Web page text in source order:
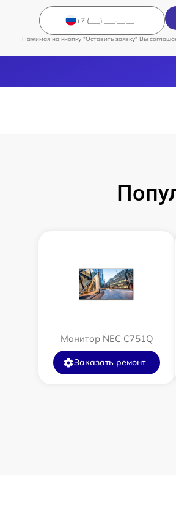
Нажимая на кнопку "Оставить заявку" Вы
Монитор NEC C751Q
Заказать ремонт